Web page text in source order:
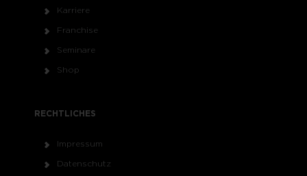
Karriere
Franchise
Seminare
Shop
RECHTLICHES
Impressum
Datenschutz